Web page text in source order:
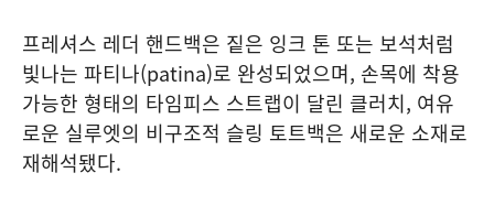
프레셔스 레더 핸드백은 짙은 잉크 톤 또는 보석처럼
빛나는 파티나(patina)로 완성되었으며, 손목에 착용
가능한 형태의 타임피스 스트랩이 달린 클러치, 여유
로운 실루엣의 비구조적 슬링 토트백은 새로운 소재로
재해석됐다.